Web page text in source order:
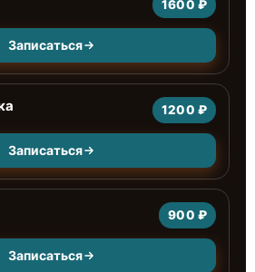
1600 ₽
Записаться
1200 ₽
Записаться
900 ₽
Записаться